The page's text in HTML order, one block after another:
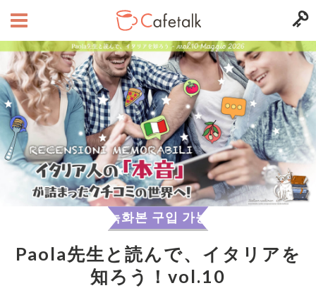
녹화본 구입 가능
Paola先生と読んで、イタリアを
知ろう！vol.10